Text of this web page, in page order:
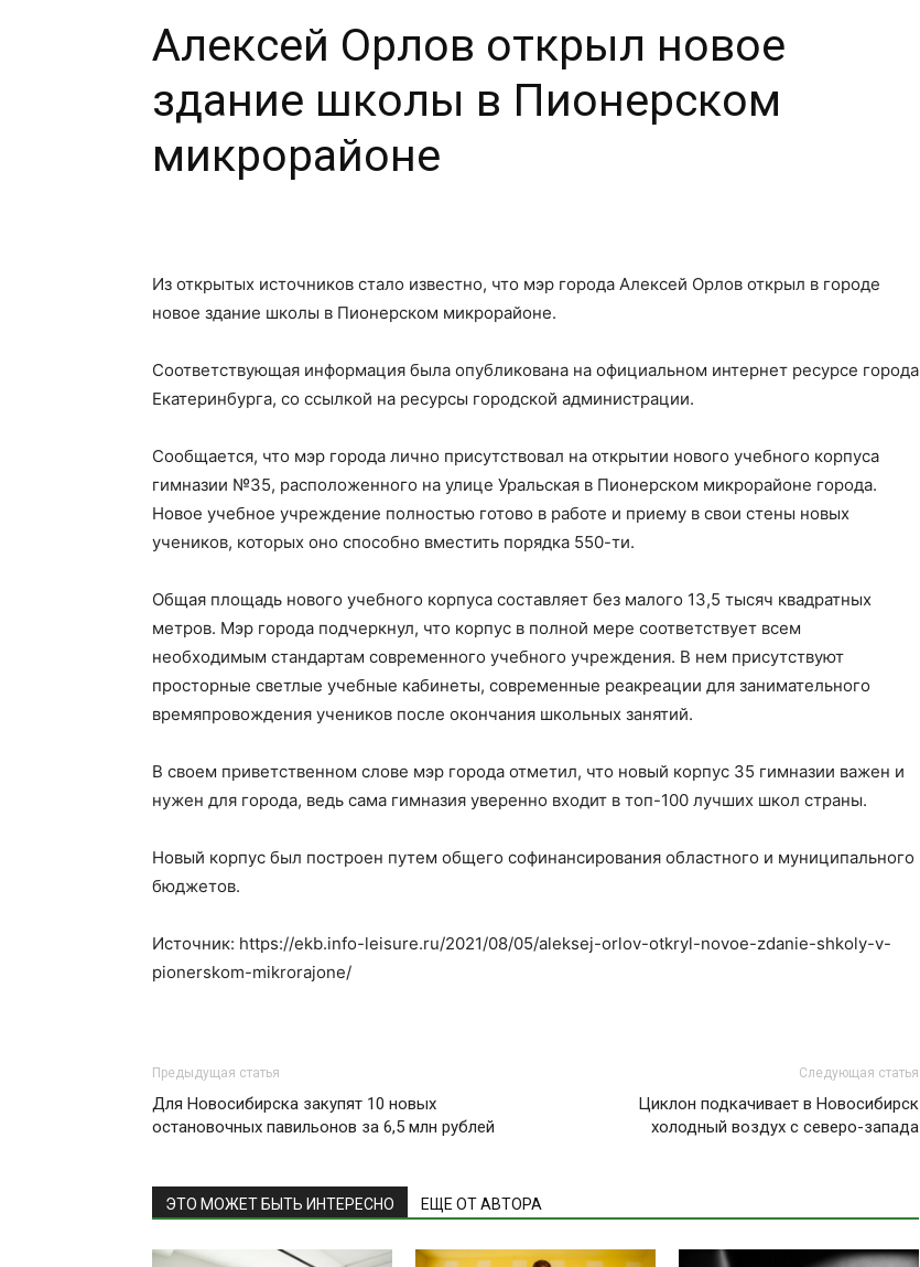
Алексей Орлов открыл новое
здание школы в Пионерском
микрорайоне
Из открытых источников стало известно, что мэр города Алексей Орлов открыл в городе
новое здание школы в Пионерском микрорайоне.
Соответствующая информация была опубликована на официальном интернет ресурсе города
Екатеринбурга, со ссылкой на ресурсы городской администрации.
Сообщается, что мэр города лично присутствовал на открытии нового учебного корпуса
гимназии №35, расположенного на улице Уральская в Пионерском микрорайоне города.
Новое учебное учреждение полностью готово в работе и приему в свои стены новых
учеников, которых оно способно вместить порядка 550-ти.
Общая площадь нового учебного корпуса составляет без малого 13,5 тысяч квадратных
метров. Мэр города подчеркнул, что корпус в полной мере соответствует всем
необходимым стандартам современного учебного учреждения. В нем присутствуют
просторные светлые учебные кабинеты, современные реакреации для занимательного
времяпровождения учеников после окончания школьных занятий.
В своем приветственном слове мэр города отметил, что новый корпус 35 гимназии важен и
нужен для города, ведь сама гимназия уверенно входит в топ-100 лучших школ страны.
Новый корпус был построен путем общего софинансирования областного и муниципального
бюджетов.
Источник: https://ekb.info-leisure.ru/2021/08/05/aleksej-orlov-otkryl-novoe-zdanie-shkoly-v-
pionerskom-mikrorajone/
Предыдущая статья
Для Новосибирска закупят 10 новых
остановочных павильонов за 6,5 млн рублей
Следующая статья
Циклон подкачивает в Новосибирск
холодный воздух с северо-запада
ЭТО МОЖЕТ БЫТЬ ИНТЕРЕСНО ЕЩЕ ОТ АВТОРА